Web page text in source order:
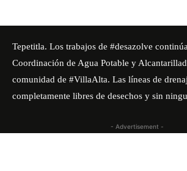
Tepetitla. Los trabajos de #desazolve
Coordinación de Agua Potable y
comunidad de #VillaAlta. Las líneas de
completamente libres de desechos y sin
- Advertisement -